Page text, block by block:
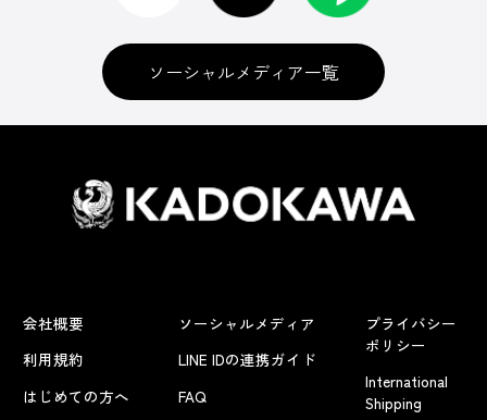
ソーシャルメディア一覧
会社概要
利用規約
はじめての方へ
ソーシャルメディア
LINE IDの連携ガイド
FAQ
プライバシー
ポリシー
International
Shipping